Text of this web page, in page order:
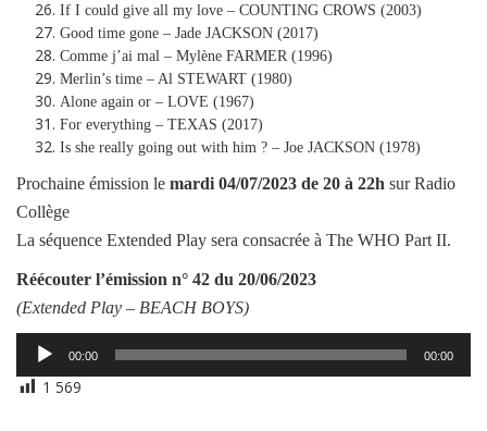
If I could give all my love – COUNTING CROWS (2003)
Good time gone – Jade JACKSON (2017)
Comme j’ai mal – Mylène FARMER (1996)
Merlin’s time – Al STEWART (1980)
Alone again or – LOVE (1967)
For everything – TEXAS (2017)
Is she really going out with him ? – Joe JACKSON (1978)
Prochaine émission le mardi 04/07/2023 de 20 à 22h sur Radio
Collège
La séquence Extended Play sera consacrée à The WHO Part II.
Réécouter l’émission n° 42 du 20/06/2023
(Extended Play – BEACH BOYS)
Lecteur
audio
00:00 00:00
1 569